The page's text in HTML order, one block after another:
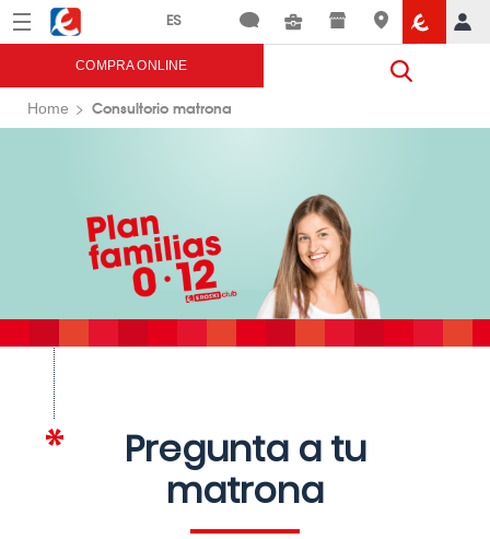
Menú Eroski
COMPRA ONLINE
Home Consultorio matrona
Pregunta a tu
matrona